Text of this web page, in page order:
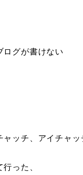
ログが書けない
ッチ、アイチャッ
った、